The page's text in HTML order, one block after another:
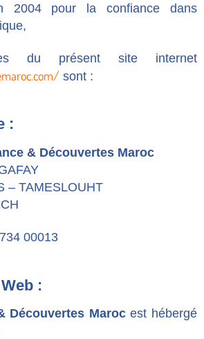
2004 pour la confiance dans
du présent site internet
sont :
:
& Découvertes Maroc
– TAMESLOUHT
00013
:
Découvertes Marocest hébergé